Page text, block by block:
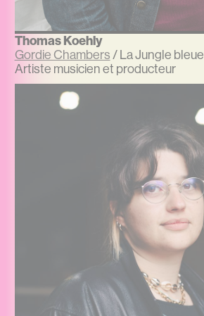
Thomas Koehly
Gordie Chambers / La Jungle bleue
Artiste musicien et producteur